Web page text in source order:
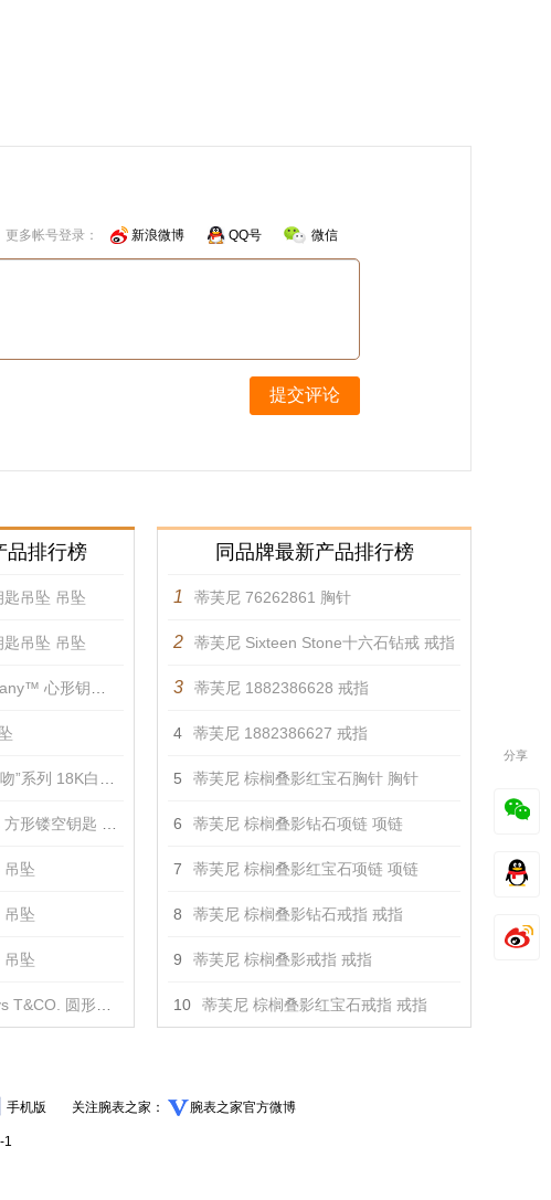
更多帐号登录： 新浪微博 QQ号 微信
提交评论
品排行榜
吊坠 吊坠
吊坠 吊坠
钥匙吊坠 吊坠
配镶黑色及白色钻石吊坠 吊坠
空钥匙 吊坠 吊坠
坠
坠
坠
镂空钥匙吊坠 吊坠
同品牌最新产品排行榜
1 蒂芙尼 76262861 胸针
2 蒂芙尼 Sixteen Stone十六石钻戒 戒指
3 蒂芙尼 1882386628 戒指
4 蒂芙尼 1882386627 戒指
5 蒂芙尼 棕榈叠影红宝石胸针 胸针
6 蒂芙尼 棕榈叠影钻石项链 项链
7 蒂芙尼 棕榈叠影红宝石项链 项链
8 蒂芙尼 棕榈叠影钻石戒指 戒指
9 蒂芙尼 棕榈叠影戒指 戒指
10 蒂芙尼 棕榈叠影红宝石戒指 戒指
手机版 关注腕表之家： 腕表之家官方微博
1
分享